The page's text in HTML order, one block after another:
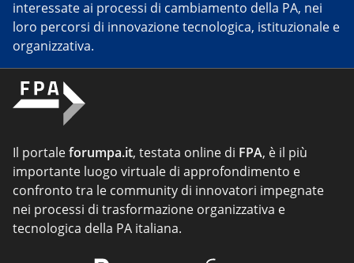
interessate ai processi di cambiamento della PA, nei
loro percorsi di innovazione tecnologica, istituzionale e
organizzativa.
Il portaleforumpa.it, testata online di FPA, è il più
importante luogo virtuale di approfondimento e
confronto tra le community di innovatori impegnate
nei processi di trasformazione organizzativa e
tecnologica della PA italiana.